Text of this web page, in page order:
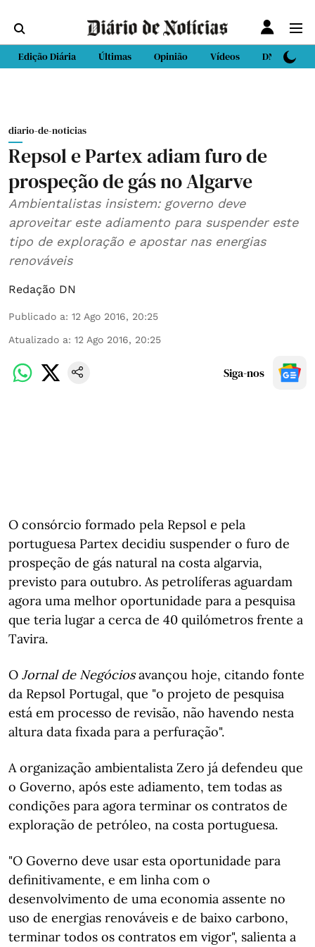
Edição Diária Últimas Opinião Vídeos DN Sport
diario-de-noticias
Repsol e Partex adiam furo de
prospeção de gás no Algarve
Ambientalistas insistem: governo deve
aproveitar este adiamento para suspender este
tipo de exploração e apostar nas energias
renováveis
Redação DN
Publicado a: 12 Ago 2016, 20:25
Atualizado a: 12 Ago 2016, 20:25
Siga-nos
O consórcio formado pela Repsol e pela
portuguesa Partex decidiu suspender o furo de
prospeção de gás natural na costa algarvia,
previsto para outubro. As petrolíferas aguardam
agora uma melhor oportunidade para a pesquisa
que teria lugar a cerca de 40 quilómetros frente a
Tavira.
O Jornal de Negóciosavançou hoje, citando fonte
da Repsol Portugal, que "o projeto de pesquisa
está em processo de revisão, não havendo nesta
altura data fixada para a perfuração".
A organização ambientalista Zero já defendeu que
o Governo, após este adiamento, tem todas as
condições para agora terminar os contratos de
exploração de petróleo, na costa portuguesa.
"O Governo deve usar esta oportunidade para
definitivamente, e em linha com o
desenvolvimento de uma economia assente no
uso de energias renováveis e de baixo carbono,
terminar todos os contratos em vigor", salienta a